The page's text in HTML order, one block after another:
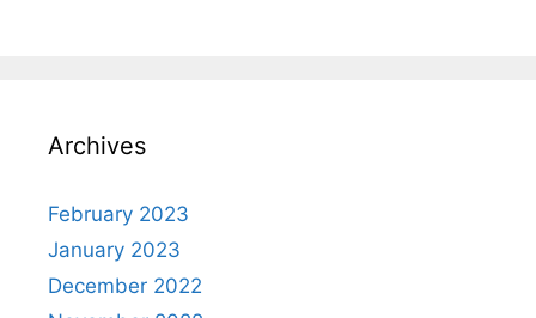
Archives
February 2023
January 2023
December 2022